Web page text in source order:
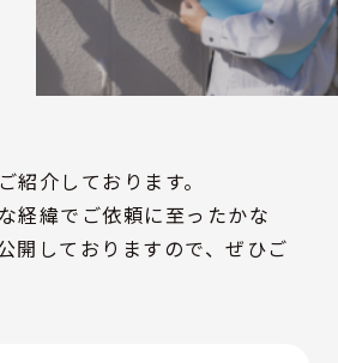
紹介しております。
経緯でご依頼に至ったかな
開しておりますので、ぜひご